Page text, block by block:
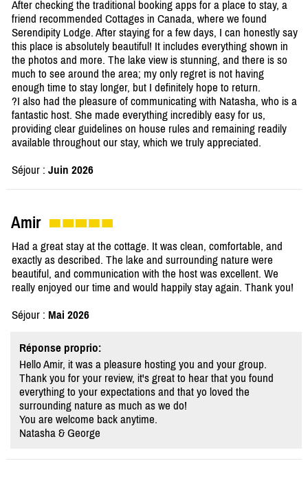
After checking the traditional booking apps for a place to stay, a
friend recommended Cottages in Canada, where we found
Serendipity Lodge. After staying for a few days, I can honestly say
this place is absolutely beautiful! It includes everything shown in
the photos and more. The lake view is stunning, and there is so
much to see around the area; my only regret is not having
enough time to stay longer, but I definitely hope to return.
?I also had the pleasure of communicating with Natasha, who is a
fantastic host. She made everything incredibly easy for us,
providing clear guidelines on house rules and remaining readily
available throughout our stay, which we truly appreciated.
Séjour : Juin 2026
Amir
Had a great stay at the cottage. It was clean, comfortable, and
exactly as described. The lake and surrounding nature were
beautiful, and communication with the host was excellent. We
really enjoyed our time and would happily stay again. Thank you!
Séjour : Mai 2026
Réponse proprio:
Hello Amir, it was a pleasure hosting you and your group.
Thank you for your review, it's great to hear that you found
everything to your expectations and that yo loved the
surrounding nature as much as we do!
You are welcome back anytime.
Natasha & George